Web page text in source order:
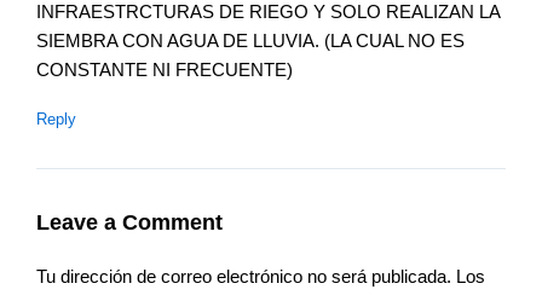
INFRAESTRCTURAS DE RIEGO Y SOLO REALIZAN LA
SIEMBRA CON AGUA DE LLUVIA. (LA CUAL NO ES
CONSTANTE NI FRECUENTE)
Reply
Leave a Comment
Tu dirección de correo electrónico no será publicada. Los